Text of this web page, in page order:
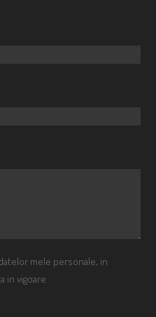
mele personale, in
in vigoare